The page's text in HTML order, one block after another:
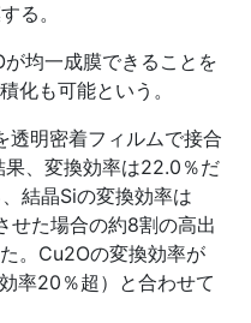
る。
均一成膜できることを
化も可能という。
透明密着フィルムで接合
果、変換効率は22.0％だ
結晶Siの変換効率は
せた場合の約8割の高出
。Cu2Oの変換効率が
率20％超）と合わせて